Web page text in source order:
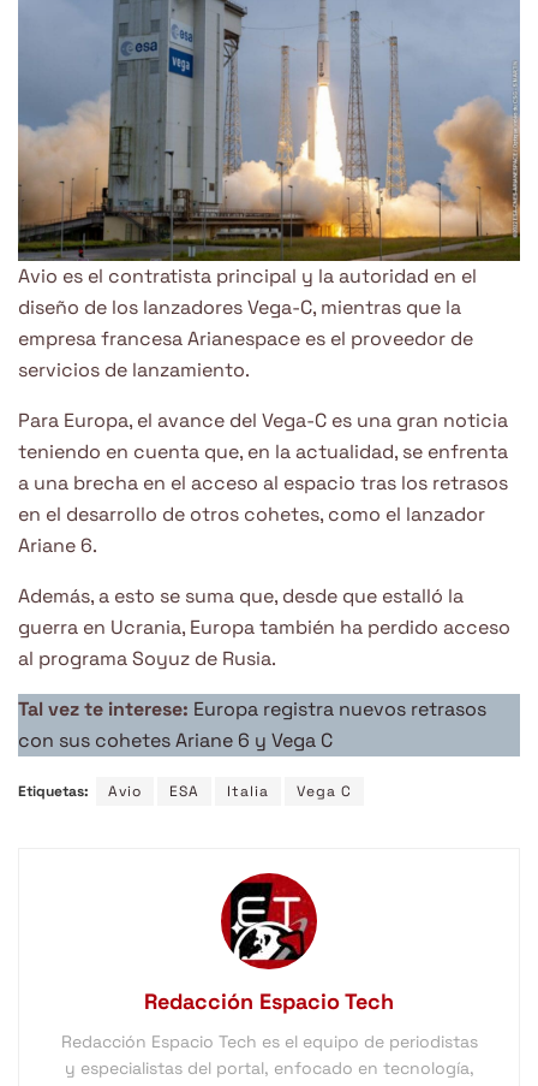
Avio es el contratista principal y la autoridad en el
diseño de los lanzadores Vega-C, mientras que la
empresa francesa Arianespace es el proveedor de
servicios de lanzamiento.
Para Europa, el avance del Vega-C es una gran noticia
teniendo en cuenta que, en la actualidad, se enfrenta
a una brecha en el acceso al espacio tras los retrasos
en el desarrollo de otros cohetes, como el lanzador
Ariane 6.
Además, a esto se suma que, desde que estalló la
guerra en Ucrania, Europa también ha perdido acceso
al programa Soyuz de Rusia.
Tal vez te interese: Europa registra nuevos retrasos
con sus cohetes Ariane 6 y Vega C
Etiquetas: Avio ESA Italia Vega C
Redacción Espacio Tech
Redacción Espacio Tech es el equipo de periodistas
y especialistas del portal, enfocado en tecnología,